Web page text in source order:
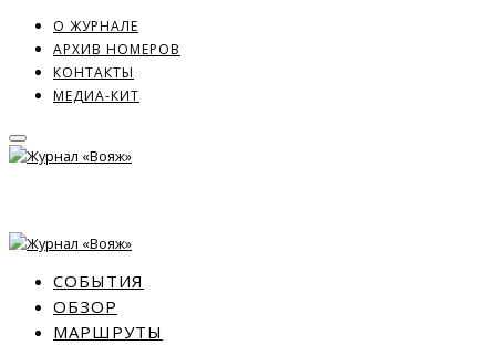
О ЖУРНАЛЕ
АРХИВ НОМЕРОВ
КОНТАКТЫ
МЕДИА-КИТ
СОБЫТИЯ
ОБЗОР
МАРШРУТЫ